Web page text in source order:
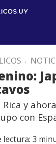
.
Rica y
con
lectura: 3